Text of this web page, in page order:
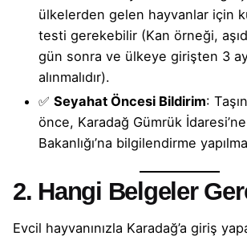
ülkelerden gelen hayvanlar için
testi gerekebilir (Kan örneği,
gün sonra ve ülkeye girişten 3
alınmalıdır).
✅ Seyahat Öncesi Bildirim:
önce, Karadağ Gümrük
Bakanlığı’na bilgilendirme
2. Hangi Belgeler
Evcil hayvanınızla Karadağ’a giriş